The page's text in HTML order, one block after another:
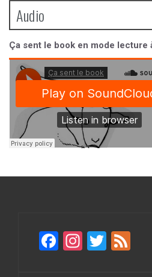
Audio
Ça sent le book en mode lecture
F
In
T